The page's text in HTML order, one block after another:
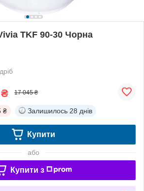
TKF 90-30 Чорна
₴ 17 045 ₴
₴ Залишилось 28 днів
Купити
або
Купити з